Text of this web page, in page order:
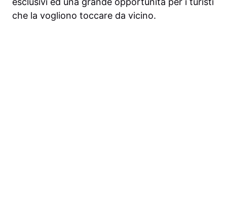
che la vogliono toccare da vicino.